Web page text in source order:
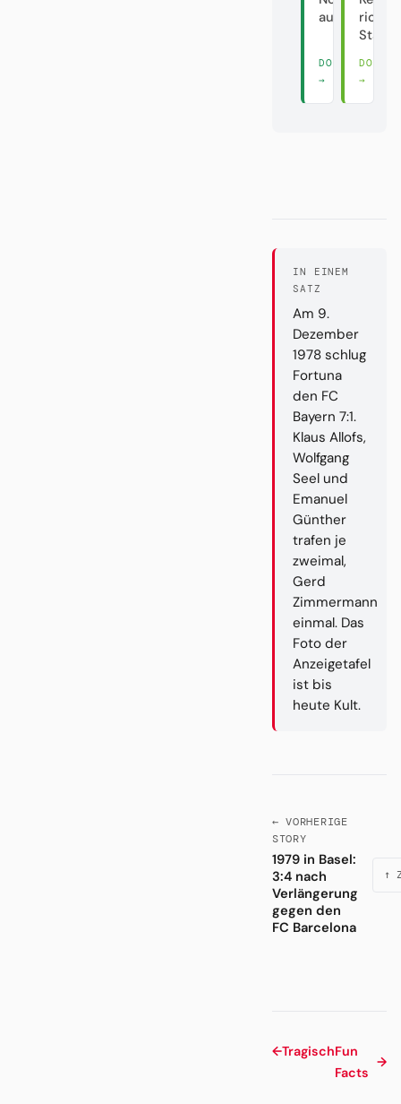
ausverkauft
DORT LESEN
→
DORT
→
IN EINEM
SATZ
Am 9.
Dezember
1978 schlug
Fortuna
den FC
Bayern 7:1.
Klaus Allofs,
Wolfgang
Seel und
Emanuel
Günther
trafen je
zweimal,
Gerd
Zimmermann
einmal. Das
Foto der
Anzeigetafel
ist bis
heute Kult.
← VORHERIGE
STORY
1979 in Basel:
3:4 nach
Verlängerung
gegen den
FC Barcelona
↑
←TragischFun
Facts
→